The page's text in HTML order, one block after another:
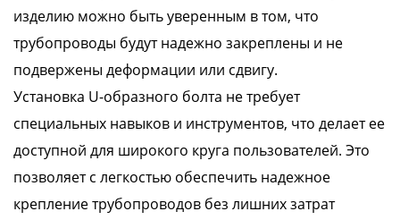
изделию можно быть уверенным в том, что
трубопроводы будут надежно закреплены и не
подвержены деформации или сдвигу.
Установка U-образного болта не требует
специальных навыков и инструментов, что делает ее
доступной для широкого круга пользователей. Это
позволяет с легкостью обеспечить надежное
крепление трубопроводов без лишних затрат